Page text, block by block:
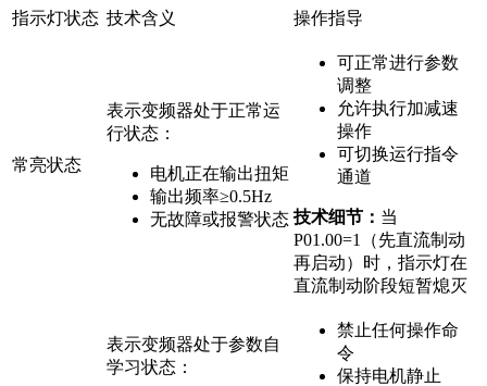
指示灯状态 技术含义 操作指导
常亮状态
表示变频器处于正常运
行状态：
电机正在输出扭矩
输出频率≥0.5Hz
无故障或报警状态
可正常进行参数
调整
允许执行加减速
操作
可切换运行指令
通道
技术细节： 当
P01.00=1（先直流制动
再启动）时，指示灯在
直流制动阶段短暂熄灭
表示变频器处于参数自
学习状态：
禁止任何操作命
令
保持电机静止